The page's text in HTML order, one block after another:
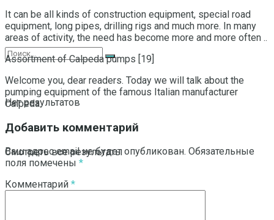
Нет результатов
Смотреть все результаты
It can be all kinds of construction equipment, special road
equipment, long pipes, drilling rigs and much more. In many
areas of activity, the need has become more and more often ..
Assortment of Calpeda pumps [19]
Welcome you, dear readers. Today we will talk about the
pumping equipment of the famous Italian manufacturer
Calpeda.
Добавить комментарий
Ваш адрес email не будет опубликован. Обязательные
поля помечены *
Комментарий *